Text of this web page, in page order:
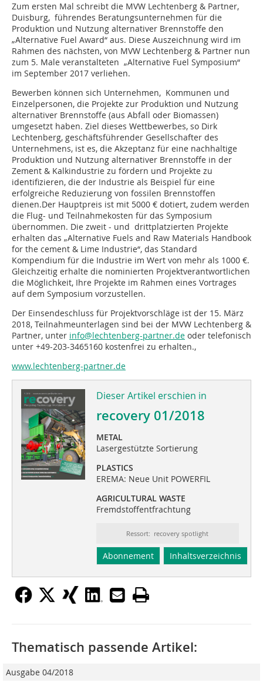
Zum ersten Mal schreibt die MVW Lechtenberg & Partner,
Duisburg, führendes Beratungsunternehmen für die
Produktion und Nutzung alternativer Brennstoffe den
„Alternative Fuel Award“ aus. Diese Auszeichnung wird im
Rahmen des nächsten, von MVW Lechtenberg & Partner nun
zum 5. Male veranstalteten „Alternative Fuel Symposium“
im September 2017 verliehen.
Bewerben können sich Unternehmen, Kommunen und
Einzelpersonen, die Projekte zur Produktion und Nutzung
alternativer Brennstoffe (aus Abfall oder Biomassen)
umgesetzt haben. Ziel dieses Wettbewerbes, so Dirk
Lechtenberg, geschäftsführender Gesellschafter des
Unternehmens, ist es, die Akzeptanz für eine nachhaltige
Produktion und Nutzung alternativer Brennstoffe in der
Zement & Kalkindustrie zu fördern und Projekte zu
identifizieren, die der Industrie als Beispiel für eine
erfolgreiche Reduzierung von fossilen Brennstoffen
dienen.Der Hauptpreis ist mit 5000 € dotiert, zudem werden
die Flug- und Teilnahmekosten für das Symposium
übernommen. Die zweit - und drittplatzierten Projekte
erhalten das „Alternative Fuels and Raw Materials Handbook
for the cement & Lime Industrie“, das Standard
Kompendium für die Industrie im Wert von mehr als 1000 €.
Gleichzeitig erhalte die nominierten Projektverantwortlichen
die Möglichkeit, Ihre Projekte im Rahmen eines Vortrages
auf dem Symposium vorzustellen.
Der Einsendeschluss für Projektvorschläge ist der 15. März
2018, Teilnahmeunterlagen sind bei der MVW Lechtenberg &
Partner, unter info@lechtenberg-partner.de oder telefonisch
unter +49-203-3465160 kostenfrei zu erhalten.,
www.lechtenberg-partner.de
Dieser Artikel erschien in
recovery 01/2018
METAL
Lasergestützte Sortierung
PLASTICS
EREMA: Neue Unit POWERFIL
AGRICULTURAL WASTE
Fremdstoffentfrachtung
Ressort: recovery spotlight
Abonnement Inhaltsverzeichnis
Thematisch passende Artikel:
Ausgabe 04/2018